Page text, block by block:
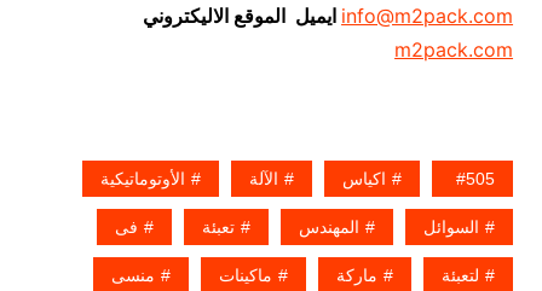
info@m2pack.com ايميل الموقع الاليكتروني
m2pack.com
505 اكياس الآلة الأوتوماتيكية
السوائل المهندس تعبئة فى
لتعبئة ماركة ماكينات منسى